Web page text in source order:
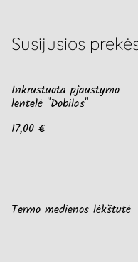
Susijusios
Inkrustuota pjaustymo
lentelė "Dobilas"
17,00 €
Termo medienos lėkštutė